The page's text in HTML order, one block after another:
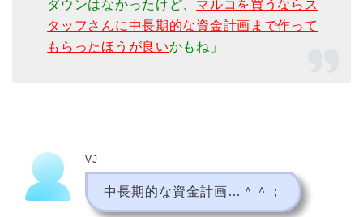
ダウンはなかったけど、 マルコを買うならス
タッフさんに中長期的な資金計画まで作って
もらったほうが良いかもね」
VJ
中長期的な資金計画…＾＾；